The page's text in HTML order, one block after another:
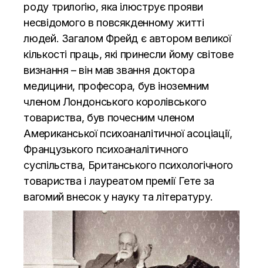
роду трилогію, яка ілюструє прояви
несвідомого в повсякденному житті
людей. Загалом Фрейд є автором великої
кількості праць, які принесли йому світове
визнання – він мав звання доктора
медицини, професора, був іноземним
членом Лондонського королівського
товариства, був почесним членом
Американської психоаналітичної асоціації,
Французького психоаналітичного
суспільства, Британського психологічного
товариства і лауреатом премії Гете за
вагомий внесок у науку та літературу.